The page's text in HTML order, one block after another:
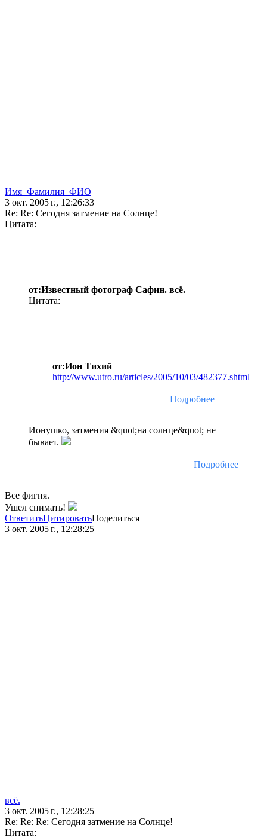
Имя_Фамилия_ФИО
3 окт. 2005 г., 12:26:33
Re: Re: Сегодня затмение на Солнце!
Цитата:
от:Известный фотограф Сафин. всё.
Цитата:
от:Ион Тихий
http://www.utro.ru/articles/2005/10/03/482377.shtml
Подробнее
Ионушко, затмения &quot;на солнце&quot; не
бывает.
Подробнее
Все фигня.
Ушел снимать!
ОтветитьЦитироватьПоделиться
3 окт. 2005 г., 12:28:25
всё.
3 окт. 2005 г., 12:28:25
Re: Re: Re: Сегодня затмение на Солнце!
Цитата: